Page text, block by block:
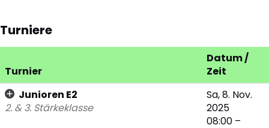
Turniere
Turnier
Datum /
Zeit
Junioren E2
2. & 3. Stärkeklasse
Sa, 8. Nov.
2025
08:00 –